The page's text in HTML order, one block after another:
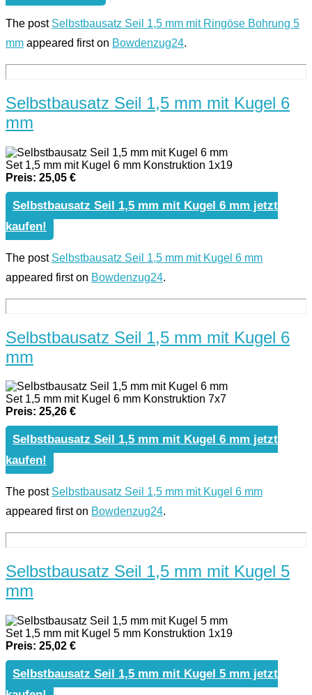
The post Selbstbausatz Seil 1,5 mm mit Ringöse Bohrung 5
mm appeared first on Bowdenzug24.
Selbstbausatz Seil 1,5 mm mit Kugel 6
mm
Set 1,5 mm mit Kugel 6 mm Konstruktion 1x19
Preis: 25,05 €
Selbstbausatz Seil 1,5 mm mit Kugel 6 mm jetzt
kaufen!
The post Selbstbausatz Seil 1,5 mm mit Kugel 6 mm
appeared first on Bowdenzug24.
Selbstbausatz Seil 1,5 mm mit Kugel 6
mm
Set 1,5 mm mit Kugel 6 mm Konstruktion 7x7
Preis: 25,26 €
Selbstbausatz Seil 1,5 mm mit Kugel 6 mm jetzt
kaufen!
The post Selbstbausatz Seil 1,5 mm mit Kugel 6 mm
appeared first on Bowdenzug24.
Selbstbausatz Seil 1,5 mm mit Kugel 5
mm
Set 1,5 mm mit Kugel 5 mm Konstruktion 1x19
Preis: 25,02 €
Selbstbausatz Seil 1,5 mm mit Kugel 5 mm jetzt